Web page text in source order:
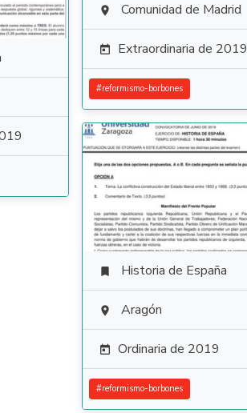
 Comunidad de Madrid
 Extraordinaria de 2019
#reformismo-borbones
 Historia de España
 Aragón
 Ordinaria de 2019
#reformismo-borbones